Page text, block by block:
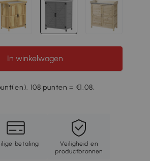
In winkelwagen
108 punten = €1,08,
betaling
Veiligheid en
productbronnen